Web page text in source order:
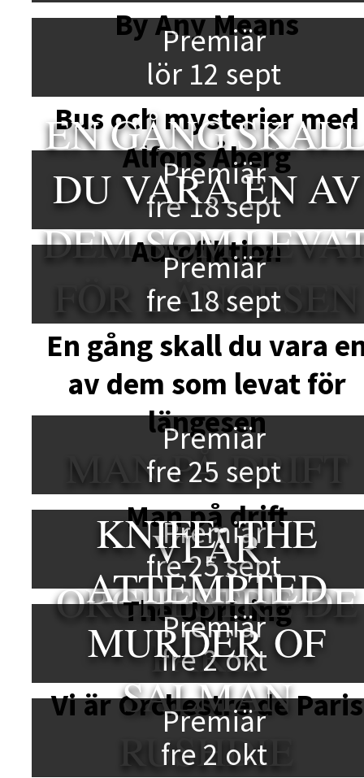
By Any Means
Premiär
lör 12 sept
Bus och mysterier med
Alfons Åberg
Premiär
fre 18 sept
Autofiktion
EN GÅNG
DU VARA EN AV
DEM SOM
FÖR LÄNGESEN
Premiär
fre 18 sept
En gång skall du vara
av dem som levat för
längesen
MAN PÅ DRIFT
Premiär
fre 25 sept
Man på drift
Premiär
fre 25 sept
The Uprising
VI ÄR
ORCHESTRE DE
PARIS
Premiär
fre 2 okt
Vi är Orchestre de Paris
KNIFE: THE
ATTEMPTED
MURDER OF
SALMAN
RUSHDIE
Premiär
fre 2 okt